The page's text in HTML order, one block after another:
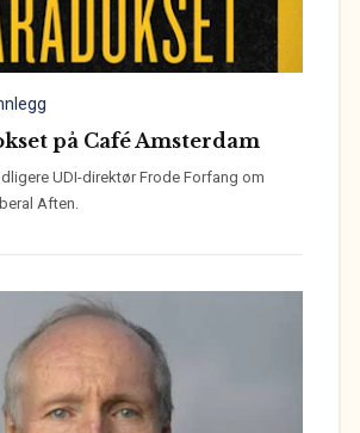
på Café Amsterdam
UDI-direktør Frode Forfang om
Aften.